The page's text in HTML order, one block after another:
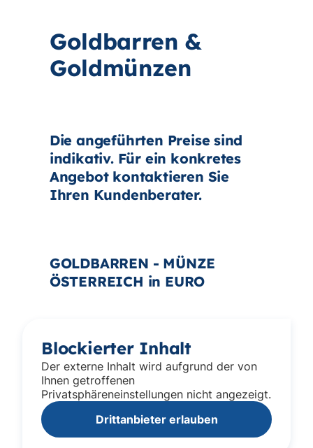
Goldbarren &
Goldmünzen
Die angeführten Preise sind
indikativ. Für ein konkretes
Angebot kontaktieren Sie
Ihren Kundenberater.
GOLDBARREN - MÜNZE
ÖSTERREICH in EURO
Blockierter Inhalt
Der externe Inhalt wird aufgrund der von
Ihnen getroffenen
Privatsphäreneinstellungen nicht angezeigt.
Drittanbieter erlauben